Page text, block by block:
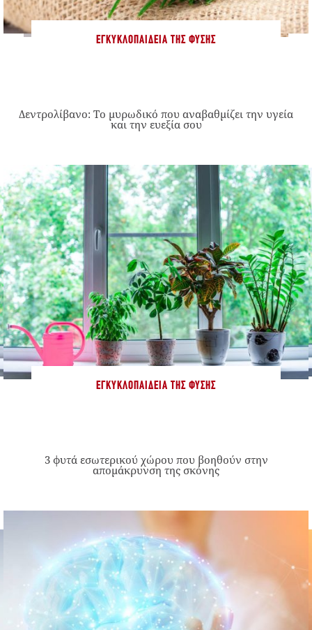
ΕΓΚΥΚΛΟΠΑΊΔΕΙΑ ΤΗΣ ΦΎΣΗΣ
Δεντρολίβανο: Το μυρωδικό που αναβαθμίζει την υγεία
και την ευεξία σου
ΕΓΚΥΚΛΟΠΑΊΔΕΙΑ ΤΗΣ ΦΎΣΗΣ
3 φυτά εσωτερικού χώρου που βοηθούν στην
απομάκρυνση της σκόνης